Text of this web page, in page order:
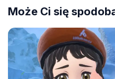
Może Ci się